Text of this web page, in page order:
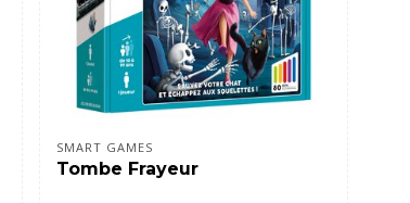
SMART GAMES
Tombe Frayeur